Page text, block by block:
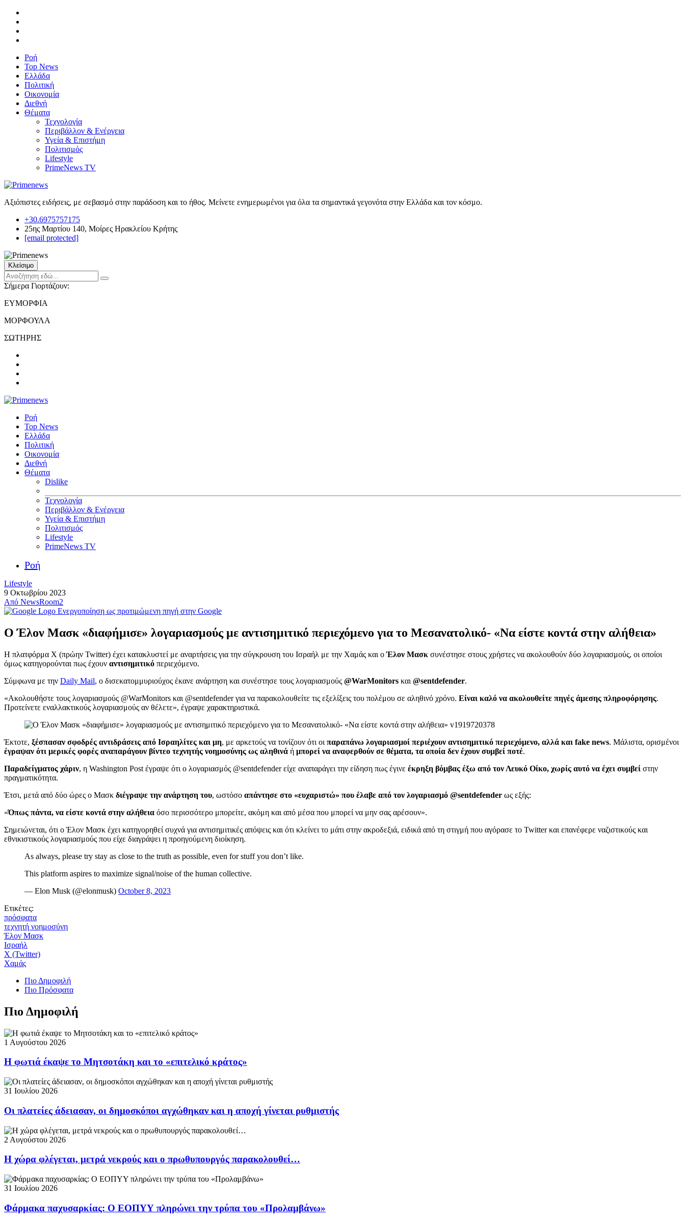
Ροή
Top News
Ελλάδα
Πολιτική
Οικονομία
Διεθνή
Θέματα
Τεχνολογία
Περιβάλλον & Ενέργεια
Υγεία & Επιστήμη
Πολιτισμός
Lifestyle
PrimeNews TV
Αξιόπιστες ειδήσεις, με σεβασμό στην παράδοση και το ήθος. Μείνετε ενημερωμένοι για όλα τα σημαντικά γεγονότα στην Ελλάδα και τον κόσμο.
+30.6975757175
25ης Μαρτίου 140, Μοίρες Ηρακλείου Κρήτης
[email protected]
Κλείσιμο
Σήμερα Γιορτάζουν:
ΕΥΜΟΡΦΙΑ
ΜΟΡΦΟΥΛΑ
ΣΩΤΗΡΗΣ
Ροή
Top News
Ελλάδα
Πολιτική
Οικονομία
Διεθνή
Θέματα
Dislike
Τεχνολογία
Περιβάλλον & Ενέργεια
Υγεία & Επιστήμη
Πολιτισμός
Lifestyle
PrimeNews TV
Ροή
Lifestyle
9 Οκτωβρίου 2023
Από NewsRoom2
Ενεργοποίηση ως προτιμώμενη πηγή στην Google
Ο Έλον Μασκ «διαφήμισε» λογαριασμούς με αντισημιτικό περιεχόμενο για το Μεσανατολικό- «Να είστε κοντά στην αλήθεια»
Η πλατφόρμα X (πρώην Twitter) έχει κατακλυστεί με αναρτήσεις για την σύγκρουση του Ισραήλ με την Χαμάς και οΈλον Μασκ συνέστησε στους χρήστες να ακολουθούν δύο λογαριασμούς, οι οποίοι
όμως κατηγορούνται πως έχουν αντισημιτικό περιεχόμενο.
Σύμφωνα με την Daily Mail, ο δισεκατομμυριούχος έκανε ανάρτηση και συνέστησε τους λογαριασμούς @WarMonitors και @sentdefender.
«Ακολουθήστε τους λογαριασμούς @WarMonitors και @sentdefender για να παρακολουθείτε τις εξελίξεις του πολέμου σε αληθινό χρόνο. Είναι καλό να ακολουθείτε πηγές άμεσης πληροφόρησης.
Προτείνετε εναλλακτικούς λογαριασμούς αν θέλετε», έγραψε χαρακτηριστικά.
Έκτοτε, ξέσπασαν σφοδρές αντιδράσεις από Ισραηλίτες και μη, με αρκετούς να τονίζουν ότι οι παραπάνω λογαριασμοί περιέχουν αντισημιτικό περιεχόμενο, αλλά και fake news. Μάλιστα, ορισμένοι
έγραψαν ότι μερικές φορές αναπαράγουν βίντεο τεχνητής νοημοσύνης ως αληθινά ή μπορεί να αναφερθούν σε θέματα, τα οποία δεν έχουν συμβεί ποτέ.
Παραδείγματος χάριν, η Washington Post έγραψε ότι ο λογαριασμός @sentdefender είχε αναπαράγει την είδηση πως έγινε έκρηξη βόμβας έξω από τον Λευκό Οίκο, χωρίς αυτό να έχει συμβεί στην
πραγματικότητα.
Έτσι, μετά από δύο ώρες ο Μασκ διέγραψε την ανάρτηση του, ωστόσο απάντησε στο «ευχαριστώ» που έλαβε από τον λογαριασμό @sentdefender ως εξής:
«Όπως πάντα, να είστε κοντά στην αλήθεια όσο περισσότερο μπορείτε, ακόμη και από μέσα που μπορεί να μην σας αρέσουν».
Σημειώνεται, ότι ο Έλον Μασκ έχει κατηγορηθεί συχνά για αντισημιτικές απόψεις και ότι κλείνει το μάτι στην ακροδεξιά, ειδικά από τη στιγμή που αγόρασε το Twitter και επανέφερε ναζιστικούς και
εθνικιστικούς λογαριασμούς που είχε διαγράψει η προηγούμενη διοίκηση.
As always, please try stay as close to the truth as possible, even for stuff you don’t like.
This platform aspires to maximize signal/noise of the human collective.
— Elon Musk (@elonmusk) October 8, 2023
Ετικέτες:
πρόσφατα
τεχνητή νοημοσύνη
Έλον Μασκ
Ισραήλ
X (Twitter)
Χαμάς
Πιο Δημοφιλή
Πιο Πρόσφατα
Πιο Δημοφιλή
1 Αυγούστου 2026
Η φωτιά έκαψε το Μητσοτάκη και το «επιτελικό κράτος»
31 Ιουλίου 2026
Οι πλατείες άδειασαν, οι δημοσκόποι αγχώθηκαν και η αποχή γίνεται ρυθμιστής
2 Αυγούστου 2026
Η χώρα φλέγεται, μετρά νεκρούς και ο πρωθυπουργός παρακολουθεί…
31 Ιουλίου 2026
Φάρμακα παχυσαρκίας: Ο ΕΟΠΥΥ πληρώνει την τρύπα του «Προλαμβάνω»